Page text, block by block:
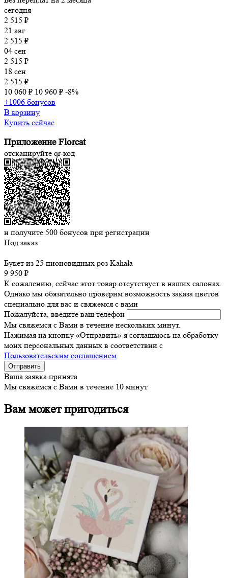
сегодня
2 515 ₽
21 авг
2 515 ₽
04 сен
2 515 ₽
18 сен
2 515 ₽
10 060 ₽ 10 960 ₽ -8%
+1006 бонусов
В корзину
Купить сейчас
Приложение Florcat
отсканируйте qr-код
и получите 500 бонусов при регистрации
Под заказ
Букет из 25 пионовидных роз Kahala
9 950 ₽
К сожалению, сейчас этот товар отсутствует в наших салонах.
Однако мы обязательно проверим возможность заказа цветов
специально для вас и свяжемся с вами
Пожалуйста, введите ваш телефон
Мы свяжемся с Вами в течение нескольких минут.
Нажимая на кнопку «Отправить» я соглашаюсь на обработку
моих персональных данных в соответствии с
Пользовательским соглашением.
Ваша заявка принята
Мы свяжемся с Вами в течение 10 минут
Вам может пригодиться